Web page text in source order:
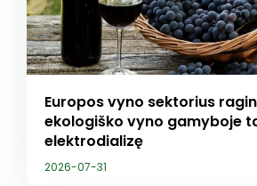
Europos vyno sektorius
ekologiško vyno gamyboje
elektrodializę
2026-07-31